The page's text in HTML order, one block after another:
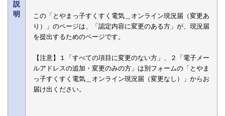
説
明
この「とやまっ子すくすく電気＿オンライン現況届（変更あ
り）」のページは、「認定内容に変更のある方」が、現況届
を提出するためのページです。
【注意】１「すべての項目に変更のない方」、２「電子メー
ルアドレスの追加・変更のみの方」は別フォームの「とやま
っ子すくすく電気＿オンライン現況届（変更なし）」からお
届け出ください。